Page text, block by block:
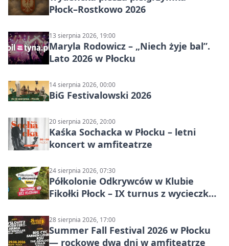
Płock–Rostkowo 2026
13 sierpnia 2026, 19:00
Maryla Rodowicz – „Niech żyje bal”.
Lato 2026 w Płocku
14 sierpnia 2026, 00:00
BiG Festivalowski 2026
20 sierpnia 2026, 20:00
Kaśka Sochacka w Płocku – letni
koncert w amfiteatrze
24 sierpnia 2026, 07:30
Półkolonie Odkrywców w Klubie
Fikołki Płock – IX turnus z wycieczką
28 sierpnia 2026, 17:00
Summer Fall Festival 2026 w Płocku
— rockowe dwa dni w amfiteatrze